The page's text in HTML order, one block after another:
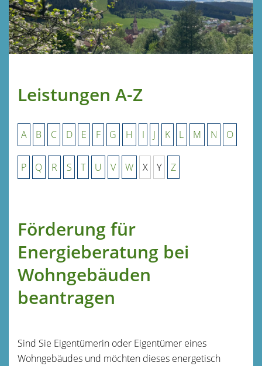
Leistungen A-Z
A B C D E F G H I J K L M N O
P Q R S T U V W X Y Z
Förderung für
Energieberatung bei
Wohngebäuden
beantragen
Sind Sie Eigentümerin oder Eigentümer eines
Wohngebäudes und möchten dieses energetisch